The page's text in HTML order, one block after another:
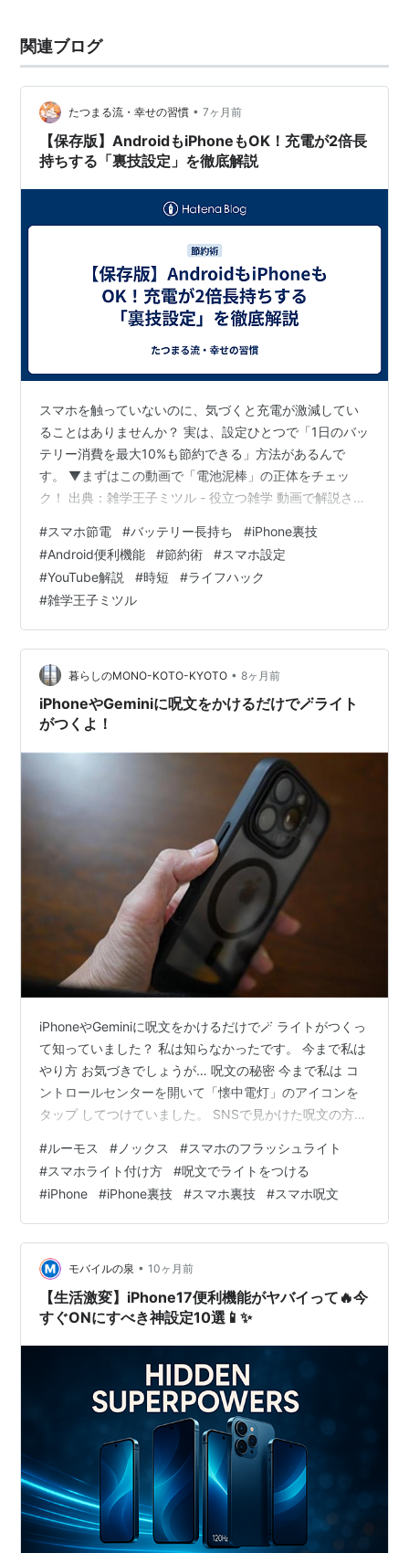
関連ブログ
たつまる流・幸せの習慣 • 7ヶ月前
【保存版】AndroidもiPhoneもOK！充電が2倍長
持ちする「裏技設定」を徹底解説
スマホを触っていないのに、気づくと充電が激減してい
ることはありませんか？ 実は、設定ひとつで「1日のバッ
テリー消費を最大10%も節約できる」方法があるんで
す。 ▼まずはこの動画で「電池泥棒」の正体をチェッ
ク！ 出典：雑学王子ミツル - 役立つ雑学 動画で解説され
な設定方法を、以下に詳しくまとめました。 🔋 1. 周辺機
器の「勝手にスキャン」を止める Bluetoothは、機器と接
続している時よりも、実は「接続先を探している時」に
最も電力を消費します。 [00:01:45] 設定：Google ＞ デ
バイス ＞ 「付近のデバイスのスキャン」をオフ…
#スマホ節電 #バッテリー長持ち #iPhone裏技
#Android便利機能 #節約術 #スマホ設定
#YouTube解説 #時短 #ライフハック
#雑学王子ミツル
暮らしのMONO-KOTO-KYOTO • 8ヶ月前
iPhoneやGeminiに呪文をかけるだけで🪄ライト
がつくよ！
iPhoneやGeminiに呪文をかけるだけで🪄 ライトがつくっ
て知っていました？ 私は知らなかったです。 今まで私は
やり方 お気づきでしょうが… 呪文の秘密 今まで私は コ
ントロールセンターを開いて「懐中電灯」のアイコンを
タップ してつけていました。 SNSで見かけた呪文の方法
（写真のように再度ボタンを押すか 「ヘイSiri！」と声を
かける） 「ルーモス」と呪文をかけると フラッシュライ
トがつきます ヾ(o´∀｀o)ﾉﾜｧｰｨ そして「ノックス」とい
うと呪文をかけると フラッシュライトが消えます 🧙魔法
使いになったみたいで楽し…
#ルーモス # ノックス #スマホのフラッシュライト
#スマホライト付け方 #呪文でライトをつける
#iPhone #iPhone裏技 #スマホ裏技 #スマホ呪文
モバイルの泉 • 10ヶ月前
【生活激変】iPhone17便利機能がヤバイって🔥今
すぐONにすべき神設定10選📱✨